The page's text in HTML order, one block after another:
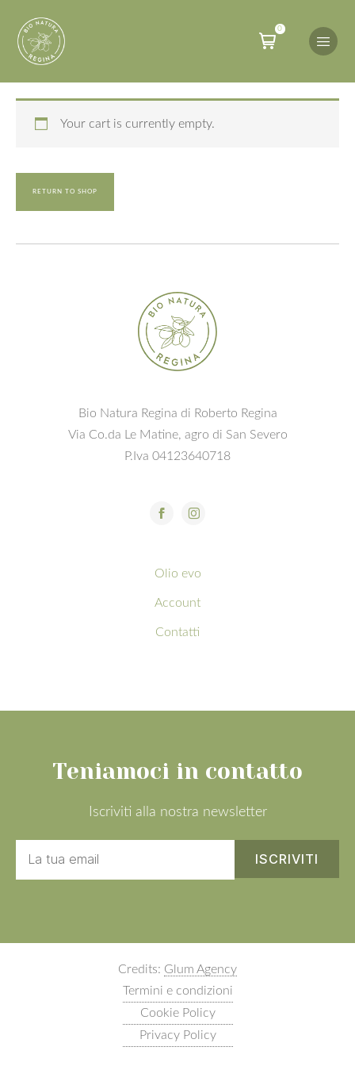
0
Your cart is currently empty.
RETURN TO SHOP
Bio Natura Regina di Roberto Regina
Via Co.da Le Matine, agro di San Severo
P.Iva 04123640718
Olio evo
Account
Contatti
Teniamoci in contatto
Iscriviti alla nostra newsletter
Credits: Glum Agency
Termini e condizioni
Cookie Policy
Privacy Policy